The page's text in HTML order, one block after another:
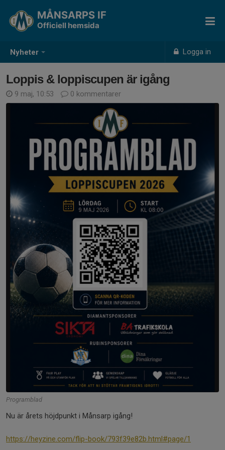
Nyheter Logga in
MÅNSARPS IF
Officiell hemsida
Loppis & loppiscupen är igång
9 maj, 10:53 0 kommentarer
Programblad
Nu är årets höjdpunkt i Månsarp igång!
https://heyzine.com/flip-book/793f39e82b.html#page/1